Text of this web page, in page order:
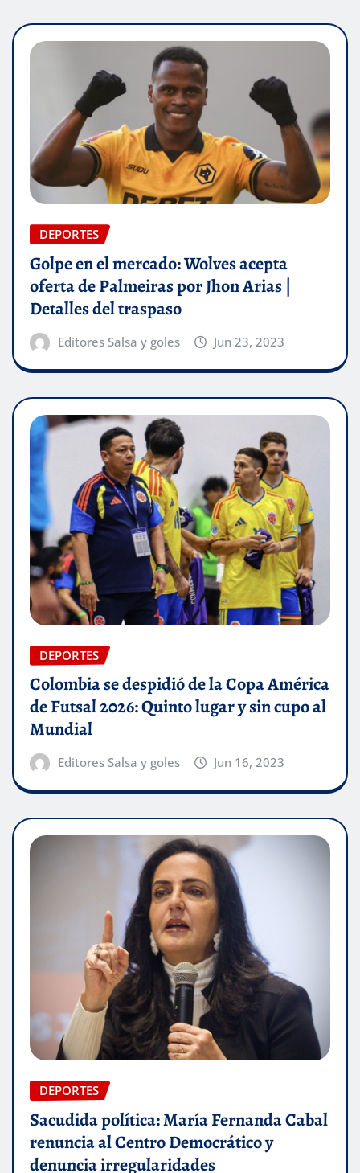
DEPORTES
Golpe en el mercado: Wolves acepta
oferta de Palmeiras por Jhon Arias |
Detalles del traspaso
Editores Salsa y goles Jun 23, 2023
DEPORTES
Colombia se despidió de la Copa América
de Futsal 2026: Quinto lugar y sin cupo al
Mundial
Editores Salsa y goles Jun 16, 2023
DEPORTES
Sacudida política: María Fernanda Cabal
renuncia al Centro Democrático y
denuncia irregularidades